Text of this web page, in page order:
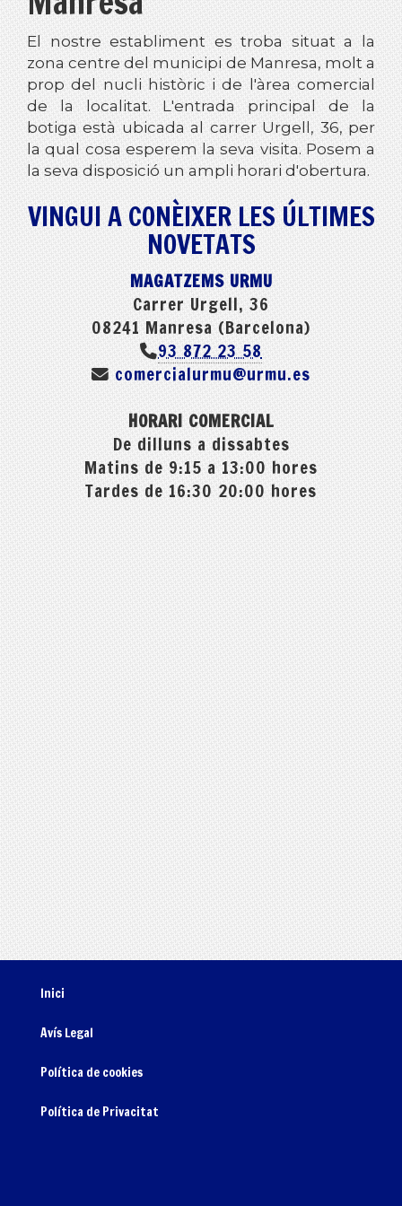
El nostre establiment es troba situat a la
zona centre del municipi de Manresa, molt a
prop del nucli històric i de l'àrea comercial
de la localitat. L'entrada principal de la
botiga està ubicada al carrer Urgell, 36, per
la qual cosa esperem la seva visita. Posem a
la seva disposició un ampli horari d'obertura.
VINGUI A CONÈIXER LES ÚLTIMES
NOVETATS
MAGATZEMS URMU
Carrer Urgell, 36
08241 Manresa (Barcelona)
93 872 23 58
comercialurmu
urmu.es
HORARI COMERCIAL
De dilluns a dissabtes
Matins de 9:15 a 13:00 hores
Tardes de 16:30 20:00 hores
Inici
Avís Legal
Política de cookies
Política de Privacitat